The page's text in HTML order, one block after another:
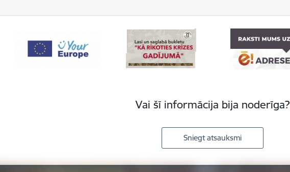
Vai šī informācija bija noderīga?
Sniegt atsauksmi